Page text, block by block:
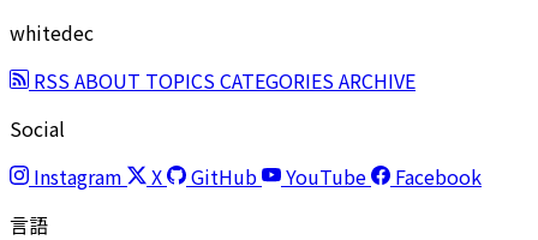
whitedec
RSSABOUT TOPICSCATEGORIESARCHIVE
Social
Instagram
X GitHub YouTube
Facebook
言語